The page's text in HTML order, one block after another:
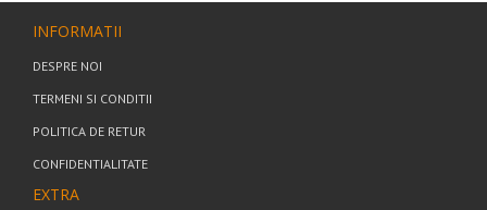
INFORMATII
DESPRE NOI
TERMENI SI CONDITII
POLITICA DE RETUR
CONFIDENTIALITATE
EXTRA